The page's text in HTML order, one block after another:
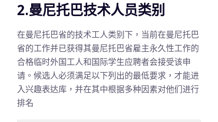
2.曼尼托巴技术人员类别
在曼尼托巴省的技术工人类别下，当前在曼尼托巴
省的工作并已获得其曼尼托巴省雇主永久性工作的
合格临时外国工人和国际学生应聘者会接受该申
请。候选人必须满足以下列出的最低要求，才能进
入兴趣表达库，并在其中根据多种因素对他们进行
排名